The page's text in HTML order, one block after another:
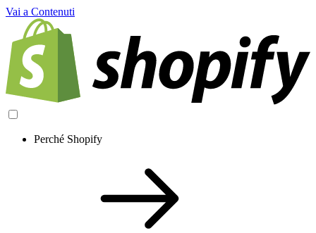
Vai a Contenuti
Perché Shopify